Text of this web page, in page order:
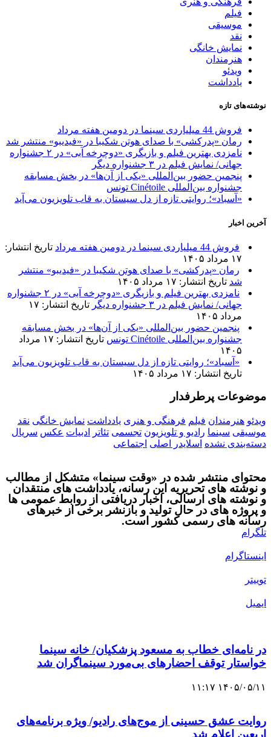
فیلم
موسیقی
نقد
نمایش خانگی
هنرمندان
ویدئو
یادداشت
نوشته‌های تازه
فروش 44 میلیاردی سینما در دومین هفته مرداد
رمان «پدرکشی» با صدای هوتن شکیبا در «فیدیبو» منتشر شد
نامزدی بهترین فیلم و بازیگری «دوچرخه آبی» در ۲ جشنواره
جهانی/ نمایش فیلم در ۳ جشنواره دیگر
پنجمین حضور بین‌المللی «یکی از آن‌ها» در بخش مسابقه
جشنواره بین‌المللی Cinétoile تونس
«آسباد»؛ روایتی تازه از دل سیستان به قاب تلویزیون می‌آید
آخرین اخبار
فروش 44 میلیاردی سینما در دومین هفته مرداد
تاریخ انتشار:
۱۷ مرداد ۱۴۰۵
رمان «پدرکشی» با صدای هوتن شکیبا در «فیدیبو» منتشر
شد تاریخ انتشار: ۱۷ مرداد ۱۴۰۵
نامزدی بهترین فیلم و بازیگری «دوچرخه آبی» در ۲ جشنواره
جهانی/ نمایش فیلم در ۳ جشنواره دیگر
تاریخ انتشار: ۱۷
مرداد ۱۴۰۵
پنجمین حضور بین‌المللی «یکی از آن‌ها» در بخش مسابقه
جشنواره بین‌المللی Cinétoile تونس
تاریخ انتشار: ۱۷ مرداد
۱۴۰۵
«آسباد»؛ روایتی تازه از دل سیستان به قاب تلویزیون می‌آید
تاریخ انتشار: ۱۷ مرداد ۱۴۰۵
موضوعات پرطرفدار
ویدئو هنرمندان فیلم فرهنگی و هنری یادداشت نمایش خانگی نقد
موسیقی سینما رادیو و تلویزیون تجسمی تئاتر ادبیات عکس سریال
دسته‌بندی نشده اسلایدر اصلی اجتماعی
محتوای منتشر شده در «وقت سینما» متشکل از مطالب
و نوشته های تحریریه این رسانه، یادداشت های منتقدان
و نوشته های ارسالی، اخبار دریافتی از روابط عمومی ها
و پروژه های در حال تولید و بازنشر برخی از خبرهای
رسانه های رسمی کشور است.
تلگرام
اینستاگرام
توییتر
ایمیل
در نامه‌ای خطاب به مسعود پزشکیان/ خانه سینما
خواستار توقف احضارهای بی‌مورد سینماگران شد
۱۴۰۵/۰۵/۱۱ ۱۱:۱۷
روایت عشق حسینی از موج‌های رادیو/ ویژه ‌برنامه‌های